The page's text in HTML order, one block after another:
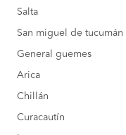
Salta
San miguel de tucumán
General guemes
Arica
Chillán
Curacautín